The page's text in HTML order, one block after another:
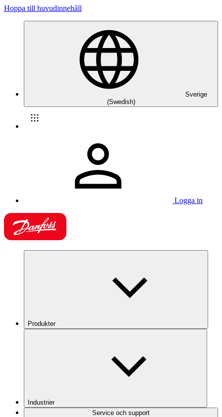
Hoppa till huvudinnehåll
Sverige
(Swedish)
Logga in
Produkter
Industrier
Service och support